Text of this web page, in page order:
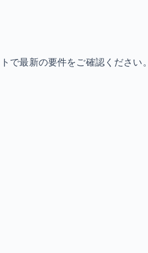
で最新の要件をご確認ください。